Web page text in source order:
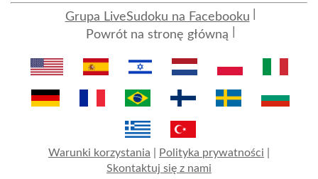
Grupa LiveSudoku na Facebooku
Powrót na stronę główną
Warunki korzystania Polityka prywatności
Skontaktuj się z nami